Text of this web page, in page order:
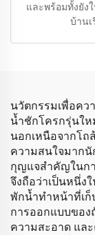
และพร้อมทั้งยัง
บ้าน
นวัตกรรมเพื่อคว
น้ำชักโครกรุ่นให
นอกเหนือจากโ
ความสนใจมาก
กุญแจสำคัญในก
จึงถือว่าเป็นหนึ่ง
พักน้ำทำหน้าที่เก็
การออกแบบของ
ความสะอาด แล